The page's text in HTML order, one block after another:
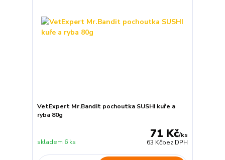
VetExpert Mr.Bandit pochoutka SUSHI kuře a
ryba 80g
71 Kč/ks
63 Kčbez DPH
skladem 6 ks